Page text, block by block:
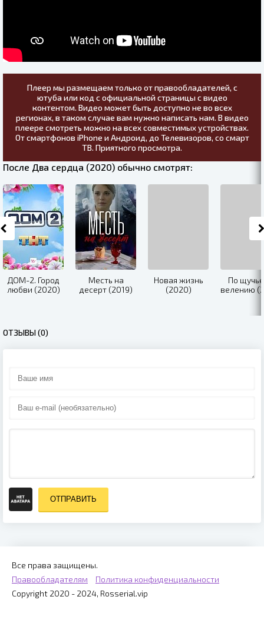
Плеер мы размещаем только от правообладателей, с
ютуба или код с официальной страницы с видео
контентом. Видео может быть доступно не во всех
регионах, в таком случае вам нужно написать нам. В видео
плеере смотреть можно на всех совместимых устройствах.
От смартфонов iPhone и Андроид, до Телевизоров, со смарт
ТВ. Приятного просмотра.
После Два сердца (2020) обычно смотрят:
ДОМ-2. Город
любви (2020)
Месть на
десерт (2019)
Новая жизнь
(2020)
По
велению
ОТЗЫВЫ (0)
ОТПРАВИТЬ
Все права защищены.
Правообладателям
Политика конфиденциальности
Copyright 2020 - 2024, Rosserial.vip